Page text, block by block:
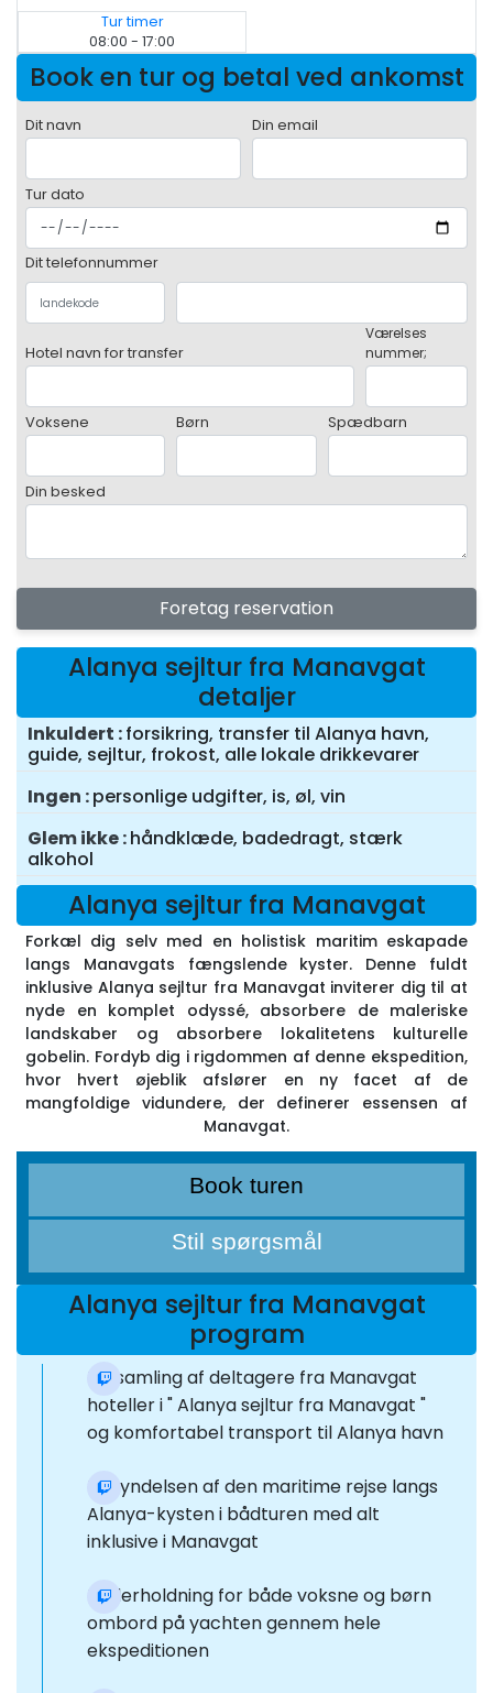
Tur timer
08:00 - 17:00
Book en tur og betal ved ankomst
Dit navn Din email
Tur dato
Dit telefonnummer
Hotel navn for transfer
Værelses
nummer;
Voksene Børn Spædbarn
Din besked
Foretag reservation
Alanya sejltur fra Manavgat
detaljer
Inkuldert forsikring, transfer til Alanya havn,
guide, sejltur, frokost, alle lokale drikkevarer
Ingen personlige udgifter, is, øl, vin
Glem ikke håndklæde, badedragt, stærk
alkohol
Alanya sejltur fra Manavgat
Forkæl dig selv med en holistisk maritim eskapade
langs Manavgats fængslende kyster. Denne fuldt
inklusive Alanya sejltur fra Manavgat inviterer dig til at
nyde en komplet odyssé, absorbere de maleriske
landskaber og absorbere lokalitetens kulturelle
gobelin. Fordyb dig i rigdommen af denne ekspedition,
hvor hvert øjeblik afslører en ny facet af de
mangfoldige vidundere, der definerer essensen af
Manavgat.
Book turen
Stil spørgsmål
Alanya sejltur fra Manavgat
program
Forsamling af deltagere fra Manavgat
hoteller i " Alanya sejltur fra Manavgat "
og komfortabel transport til Alanya havn
Begyndelsen af den maritime rejse langs
Alanya-kysten i bådturen med alt
inklusive i Manavgat
Underholdning for både voksne og børn
ombord på yachten gennem hele
ekspeditionen